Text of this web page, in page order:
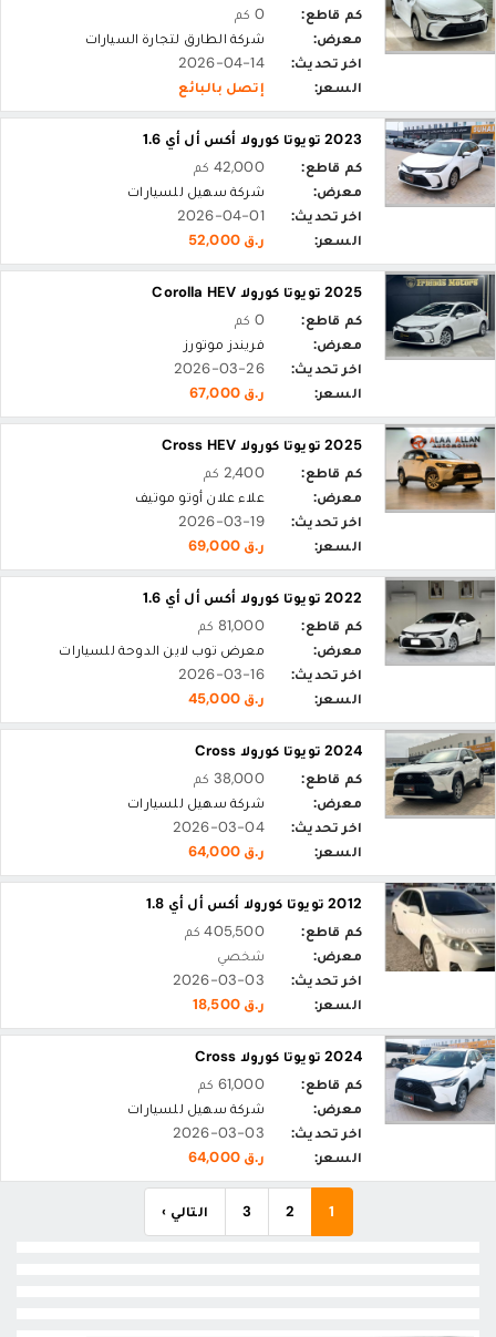
كم قاطع:
0 كم
معرض:
شركة الطارق لتجارة السيارات‎
اخر تحديث:
2026-04-14
السعر:
إتصل بالبائع
2023 تويوتا كورولا أكس أل أي 1.6
كم قاطع:
42,000 كم
معرض:
شركة سهيل للسيارات
اخر تحديث:
2026-04-01
السعر:
ر.ق 52,000
2025 تويوتا كورولا Corolla HEV
كم قاطع:
0 كم
معرض:
فريندز موتورز
اخر تحديث:
2026-03-26
السعر:
ر.ق 67,000
2025 تويوتا كورولا Cross HEV
كم قاطع:
2,400 كم
معرض:
علاء علان أوتو موتيف
اخر تحديث:
2026-03-19
السعر:
ر.ق 69,000
2022 تويوتا كورولا أكس أل أي 1.6
كم قاطع:
81,000 كم
معرض:
معرض توب لاين الدوحة للسيارات
اخر تحديث:
2026-03-16
السعر:
ر.ق 45,000
2024 تويوتا كورولا Cross
كم قاطع:
38,000 كم
معرض:
شركة سهيل للسيارات
اخر تحديث:
2026-03-04
السعر:
ر.ق 64,000
2012 تويوتا كورولا أكس أل أي 1.8
كم قاطع:
405,500 كم
معرض:
شخصي
اخر تحديث:
2026-03-03
السعر:
ر.ق 18,500
2024 تويوتا كورولا Cross
كم قاطع:
61,000 كم
معرض:
شركة سهيل للسيارات
اخر تحديث:
2026-03-03
السعر:
ر.ق 64,000
1
2
3 التالي ›